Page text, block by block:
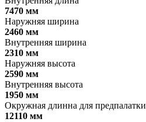
7470 мм
Наружняя ширина
2460 мм
Внутренняя ширина
2310 мм
Наружняя высота
2590 мм
Внутренняя высота
1950 мм
Окружная длинна для предпалатки
12110 мм